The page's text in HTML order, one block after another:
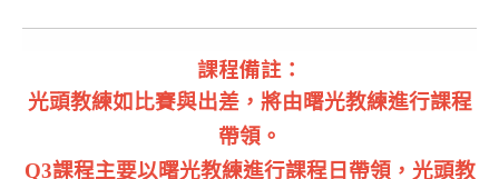
課程備註：
光頭教練如比賽與出差，將由曙光教練進行課程
帶領。
Q3課程主要以曙光教練進行課程日帶領，光頭教